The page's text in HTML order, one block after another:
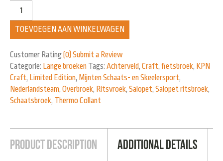
TOEVOEGEN AAN WINKELWAGEN
Customer Rating(0) Submit a Review
Categorie: Lange broeken Tags: Achterveld, Craft, fietsbroek, KPN
Craft, Limited Edition, Mijnten Schaats- en Skeelersport,
Nederlandsteam, Overbroek, Ritsvroek, Salopet, Salopet ritsbroek,
Schaatsbroek, Thermo Collant
Product Description Additional Details